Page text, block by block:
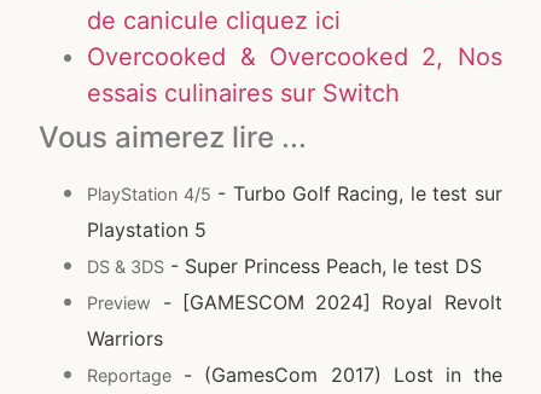
de canicule cliquez ici
Overcooked & Overcooked 2, Nos
essais culinaires sur Switch
Vous aimerez lire ...
PlayStation 4/5 - Turbo Golf Racing, le test sur
Playstation 5
DS & 3DS - Super Princess Peach, le test DS
Preview
- [GAMESCOM 2024] Royal Revolt
Warriors
Reportage - (GamesCom 2017) Lost in the